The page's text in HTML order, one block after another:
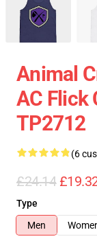
Animal
AC Flick
TP2712
(6
£24.14
Type
Men